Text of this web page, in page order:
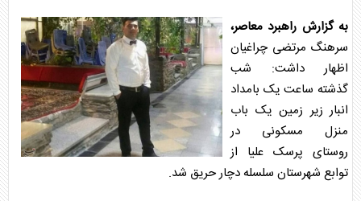
به گزارش راهبرد معاصر،
سرهنگ مرتضی چراغیان
اظهار داشت: شب
گذشته ساعت یک بامداد
انبار زیر زمین یک باب
منزل مسکونی در
روستای پرسک علیا از
توابع شهرستان سلسله دچار حریق شد.